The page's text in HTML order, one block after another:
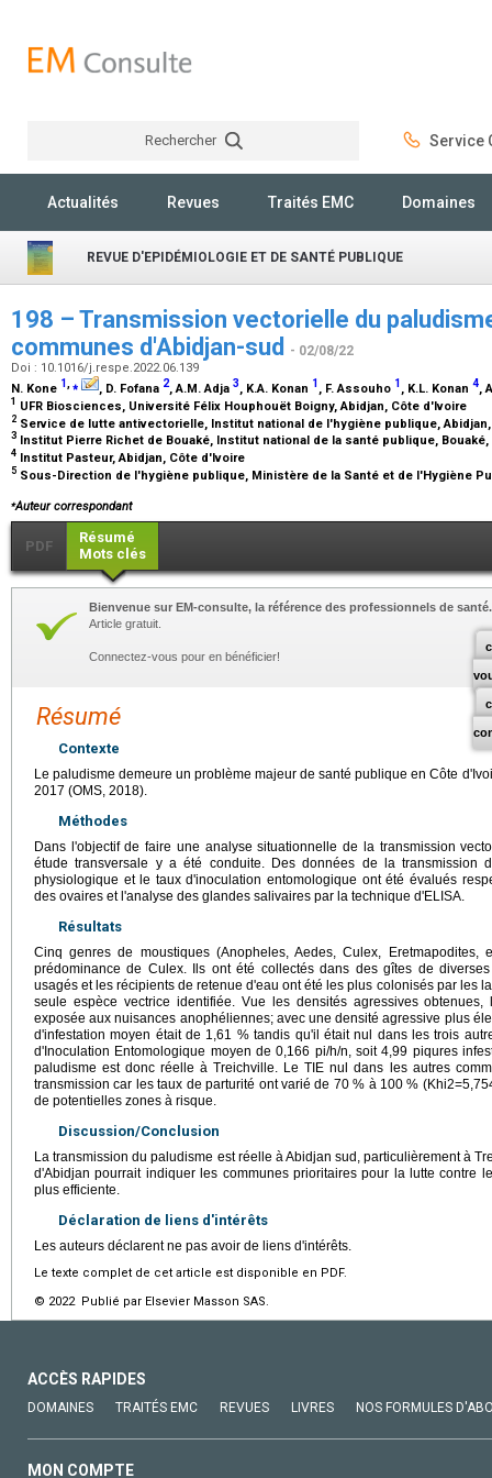
Rechercher Service
Actualités Revues Traités EMC Domaines
REVUE D'EPIDÉMIOLOGIE ET DE SANTÉ PUBLIQUE
198 – Transmission vectorielle du
communes d'Abidjan-sud
- 02/08/22
Doi : 10.1016/j.respe.2022.06.139
N. Kone 1,⁎ , D. Fofana 2, A.M. Adja 3, K.A. Konan 1 , F. Assouho 1 , K.L. Konan 4,
1 UFR Biosciences, Université Félix Houphouët Boigny, Abidjan, Côte d'Ivoire
2 Service de lutte antivectorielle, Institut national de l'hygiène publique,
3 Institut Pierre Richet de Bouaké, Institut national de la santé publique,
4 Institut Pasteur, Abidjan, Côte d'Ivoire
5 Sous-Direction de l'hygiène publique, Ministère de la Santé et de l'Hygiène
⁎Auteur correspondant
PDF
Résumé
Mots clés
Bienvenue sur EM-consulte, la référence des professionnels de santé.
Article gratuit.
Connectez-vous pour en bénéficier!
Résumé
Contexte
Le paludisme demeure un problème majeur de santé publique en Côte
2017 (OMS, 2018).
Méthodes
Dans l'objectif de faire une analyse situationnelle de la transmission
étude transversale y a été conduite. Des données de la transmission
physiologique et le taux d'inoculation entomologique ont été évalués
des ovaires et l'analyse des glandes salivaires par la technique d'ELISA.
Résultats
Cinq genres de moustiques (Anopheles, Aedes, Culex,
prédominance de Culex. Ils ont été collectés dans des gîtes de
usagés et les récipients de retenue d'eau ont été les plus colonisés par les
seule espèce vectrice identifiée. Vue les densités agressives
exposée aux nuisances anophéliennes; avec une densité agressive plus
d'infestation moyen était de 1,61 % tandis qu'il était nul dans les trois
d'Inoculation Entomologique moyen de 0,166 pi/h/n, soit 4,99 piqures
paludisme est donc réelle à Treichville. Le TIE nul dans les autres
transmission car les taux de parturité ont varié de 70 % à 100 %
de potentielles zones à risque.
Discussion/Conclusion
La transmission du paludisme est réelle à Abidjan sud, particulièrement à
d'Abidjan pourrait indiquer les communes prioritaires pour la lutte contre
plus efficiente.
Déclaration de liens d'intérêts
Les auteurs déclarent ne pas avoir de liens d'intérêts.
Le texte complet de cet article est disponible en PDF.
© 2022 Publié par Elsevier Masson SAS.
ACCÈS RAPIDES
DOMAINES TRAITÉS EMC REVUES LIVRES NOS FORMULES
MON COMPTE